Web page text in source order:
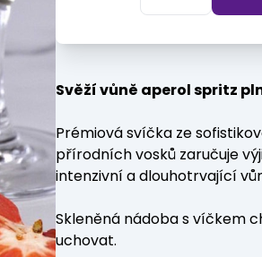
Svěží vůně aperol spritz
Prémiová svíčka ze
přírodních vosků zaručuje
intenzivní a dlouhotrvající
Skleněná nádoba s víčkem
uchovat.